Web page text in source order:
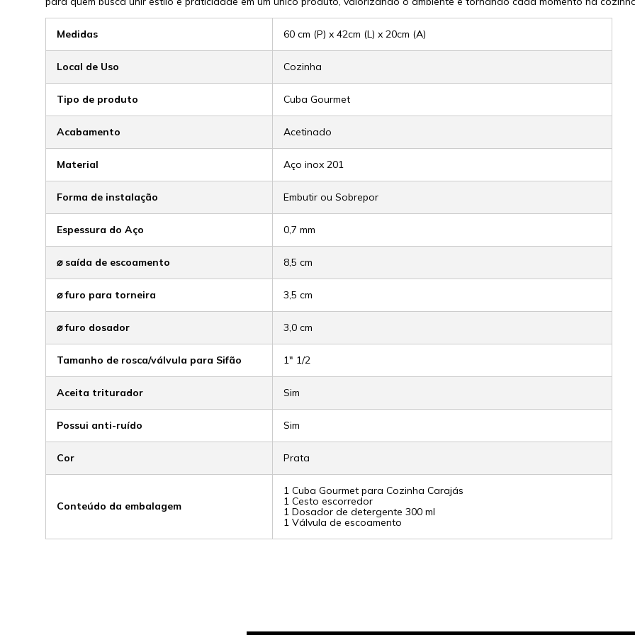
Medidas 60 cm (P) x 42cm (L) x 20cm (A)
Local de Uso Cozinha
Tipo de produto Cuba Gourmet
Acabamento Acetinado
Material Aço inox 201
Forma de instalação Embutir ou Sobrepor
Espessura do Aço 0,7 mm
⌀ saída de escoamento 8,5 cm
⌀ furo para torneira 3,5 cm
⌀ furo dosador 3,0 cm
Tamanho de rosca/válvula para Sifão 1" 1/2
Aceita triturador Sim
Possui anti-ruído Sim
Cor Prata
Conteúdo da embalagem
1 Cuba Gourmet para Cozinha Carajás
1 Cesto escorredor
1 Dosador de detergente 300 ml
1 Válvula de escoamento